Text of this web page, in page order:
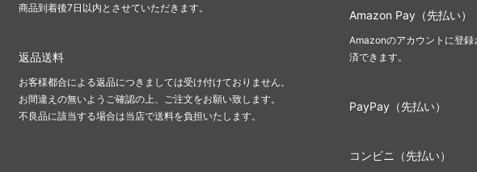
商品到着後7日以内とさせていただきます。
返品送料
お客様都合による返品につきましては受け付けておりません。
お間違えの無いようご確認の上、ご注文をお願い致します。
不良品に該当する場合は当店で送料を負担いたします。
Amazon Pay（先払い）
Amazonのアカウントに登
済できます。
PayPay（先払い）
コンビニ（先払い）